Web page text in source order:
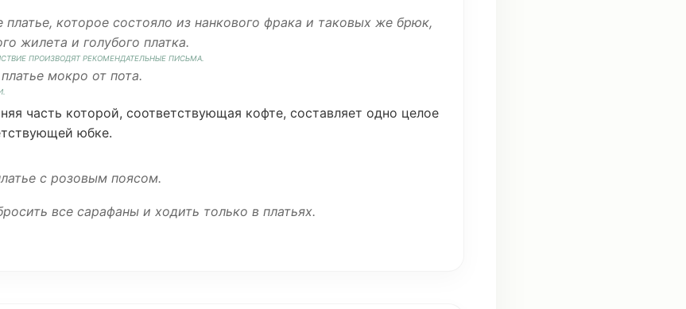
платье, которое состояло из нанкового фрака и таковых же брюк,
жилета и голубого платка.
ПРОИЗВОДЯТ РЕКОМЕНДАТЕЛЬНЫЕ ПИСЬМА
платье мокро от пота.
часть которой, соответствующая кофте, составляет одно целое
юбке.
с розовым поясом.
все сарафаны и ходить только в платьях.